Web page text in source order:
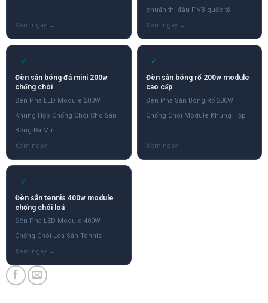
chuẩn thi đấu FIVB quốc tế
✓
Đèn sân bóng đá mini 200w
chống chói
Đèn Pha LED Module 200W
Khung Hộp Chống Chói Cho Sân
Bóng Đá Mini
✓
Đèn sân bóng rổ 200w module
cao cấp
Đèn Pha Sân Bóng Rổ 200W
Chống Chói Module Khung Hộp
✓
Đèn sân tennis 400w module
chống chói loá
Đèn Pha LED Module 400W
Chống Chói Loá Sân Tennis